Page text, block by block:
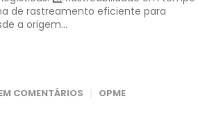
de rastreamento eficiente para
a origem…
COMENTÁRIOS OPME